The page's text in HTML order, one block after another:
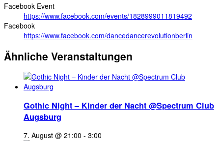
Facebook Event
https://www.facebook.com/events/1828999011819492
Facebook
https://www.facebook.com/dancedancerevolutionberlin
Ähnliche Veranstaltungen
Gothic Night – Kinder der Nacht @Spectrum Club
Augsburg
7. August @ 21:00 - 3:00